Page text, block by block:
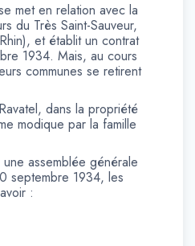
met en relation avec la
du Très Saint-Sauveur,
et établit un contrat
1934. Mais, au cours
communes se retirent
dans la propriété
modique par la famille
assemblée générale
septembre 1934, les
: